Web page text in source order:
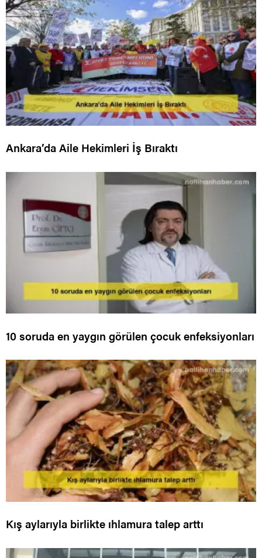
Ankara’da Aile Hekimleri İş Bıraktı
10 soruda en yaygın görülen çocuk enfeksiyonları
Kış aylarıyla birlikte ıhlamura talep arttı